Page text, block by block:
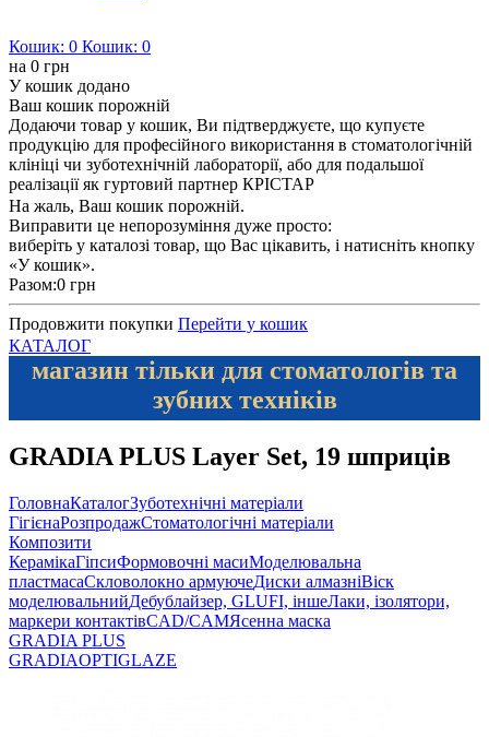
Кошик: 0 Кошик: 0
на 0 грн
У кошик додано
Ваш кошик порожній
Додаючи товар у кошик, Ви підтверджуєте, що купуєте
продукцію для професійного використання в стоматологічній
клініці чи зуботехнічній лабораторії, або для подальшої
реалізації як гуртовий партнер КРІСТАР
На жаль, Ваш кошик порожній.
Виправити це непорозуміння дуже просто:
виберіть у каталозі товар, що Вас цікавить, і натисніть кнопку
«У кошик».
Разом:0 грн
Продовжити покупки Перейти у кошик
КАТАЛОГ
магазин тільки для стоматологів та
зубних техніків
GRADIA PLUS Layer Set, 19 шприців
ГоловнаКаталогЗуботехнічні матеріали
ГігієнаРозпродажСтоматологічні матеріали
Композити
КерамікаГіпсиФормовочні масиМоделювальна
пластмасаСкловолокно армуючеДиски алмазніВіск
моделювальнийДебублайзер, GLUFI, іншеЛаки, ізолятори,
маркери контактівCAD/CAMЯсенна маска
GRADIA PLUS
GRADIAOPTIGLAZE